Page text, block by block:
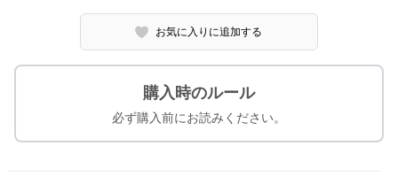
お気に入りに追加する
購入時のルール
必ず購入前にお読みください。